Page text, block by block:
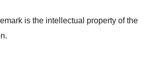
is the intellectual property of the